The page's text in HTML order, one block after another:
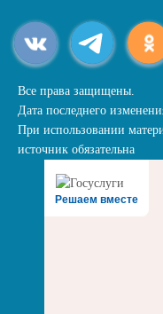
Все права защищены.
Дата последнего
При использовании
источник обязательна
Решаем вместе